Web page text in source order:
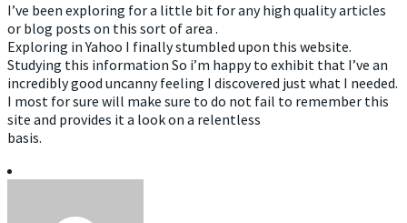
I’ve been exploring for a little bit for any high quality articles
or blog posts on this sort of area .
Exploring in Yahoo I finally stumbled upon this website.
Studying this information So i’m happy to exhibit that I’ve an
incredibly good uncanny feeling I discovered just what I needed.
I most for sure will make sure to do not fail to remember this
site and provides it a look on a relentless
basis.